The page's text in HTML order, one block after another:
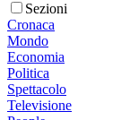
Sezioni
Cronaca
Mondo
Economia
Politica
Spettacolo
Televisione